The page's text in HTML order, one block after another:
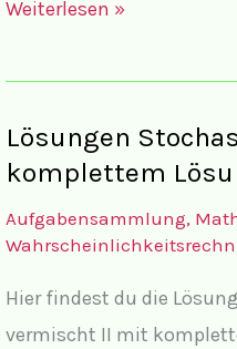
Aufgaben
vermischt
Weiterlesen »
Lösungen
komplettem
Aufgabensammlung,
Hier findest du die
vermischt II mit